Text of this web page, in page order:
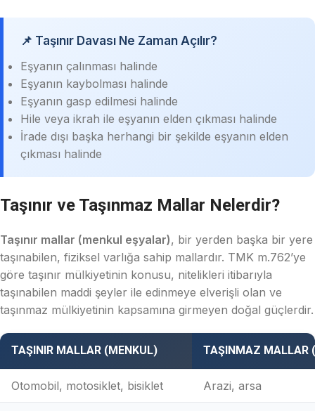
📌 Taşınır Davası Ne Zaman Açılır?
Eşyanın çalınması halinde
Eşyanın kaybolması halinde
Eşyanın gasp edilmesi halinde
Hile veya ikrah ile eşyanın elden çıkması halinde
İrade dışı başka herhangi bir şekilde eşyanın elden
çıkması halinde
Taşınır ve Taşınmaz Mallar Nelerdir?
Taşınır mallar (menkul eşyalar), bir yerden başka bir yere
taşınabilen, fiziksel varlığa sahip mallardır. TMK m.762’ye
göre taşınır mülkiyetinin konusu, nitelikleri itibarıyla
taşınabilen maddi şeyler ile edinmeye elverişli olan ve
taşınmaz mülkiyetinin kapsamına girmeyen doğal güçlerdir.
TAŞINIR MALLAR (MENKUL) TAŞINMAZ MALLAR
Otomobil, motosiklet, bisiklet Arazi, arsa